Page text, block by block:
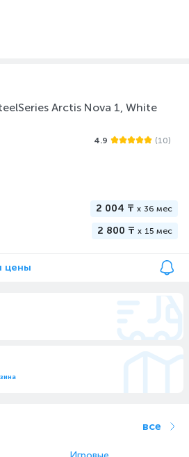
Arctis Nova 1, White
4.9 (10)
2 004 ₸ x 36 мес
2 800 ₸ x 15 мес
цены
все